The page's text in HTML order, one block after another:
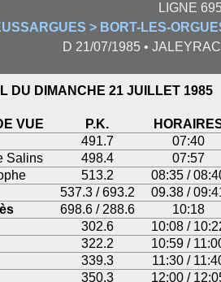
LIGNE
> BORT-LES-
D 21/07/1985 •
DU DIMANCHE 21 JUILLET 1985
VUE P.K.
491.7
07:40
Salins
498.4
07:57
513.2
08:35 /
537.3 / 693.2
09.38 /
698.6 / 288.6
10:18
302.6
10:08 /
322.2
10:59 /
339.3
11:30 /
350.3 12:00 /